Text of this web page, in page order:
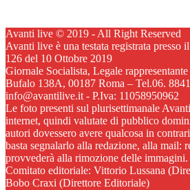
Avanti live © 2019 - All Right Reserved
Avanti live è una testata registrata presso
126 del 10 Ottobre 2019
Giornale Socialista, Legale
Bufalo 138A, 00187 Roma – Tel.06.
info@avantilive.it - P.Iva: 11058950962
Le foto presenti sul plurisettimanale
internet, quindi valutate di pubblico
autori dovessero avere qualcosa in
basta segnalarlo alla redazione, alla mail:
provvederà alla rimozione delle immagini.
Comitato editoriale: Vittorio Lussana
Bobo Craxi (Direttore Editoriale)